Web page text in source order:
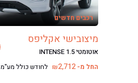
רכבים חדשים
מיצובישי אקליפס
אוטומטי INTENSE 1.5
החל מ- ₪2,712 לחודש כולל מע"מ